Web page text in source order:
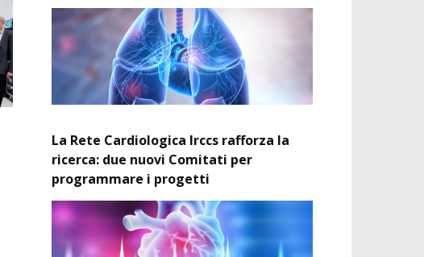
La Rete Cardiologica Irccs rafforza la
ricerca: due nuovi Comitati per
programmare i progetti